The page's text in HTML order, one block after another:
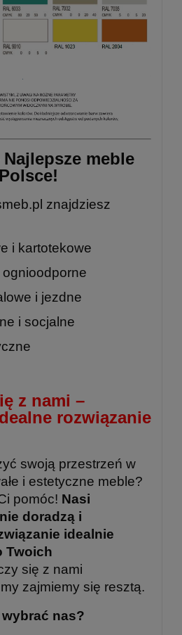
meble
znajdziesz
i kartotekowe
i jezdne
i socjalne
z nami –
rozwiązanie
swoją przestrzeń w
i estetyczne meble?
pomóc! Nasi
doradzą i
idealnie
Twoich
się z nami
zajmiemy się resztą.
nas?